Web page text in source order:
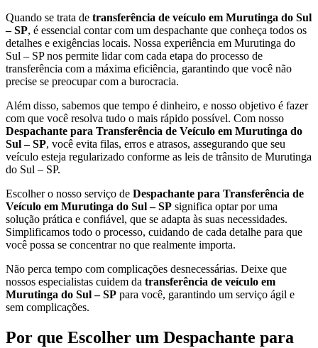
Quando se trata de transferência de veículo em Murutinga do Sul
– SP, é essencial contar com um despachante que conheça todos os
detalhes e exigências locais. Nossa experiência em Murutinga do
Sul – SP nos permite lidar com cada etapa do processo de
transferência com a máxima eficiência, garantindo que você não
precise se preocupar com a burocracia.
Além disso, sabemos que tempo é dinheiro, e nosso objetivo é fazer
com que você resolva tudo o mais rápido possível. Com nosso
Despachante para Transferência de Veículo em Murutinga do
Sul – SP, você evita filas, erros e atrasos, assegurando que seu
veículo esteja regularizado conforme as leis de trânsito de Murutinga
do Sul – SP.
Escolher o nosso serviço de Despachante para Transferência de
Veículo em Murutinga do Sul – SP significa optar por uma
solução prática e confiável, que se adapta às suas necessidades.
Simplificamos todo o processo, cuidando de cada detalhe para que
você possa se concentrar no que realmente importa.
Não perca tempo com complicações desnecessárias. Deixe que
nossos especialistas cuidem da transferência de veículo em
Murutinga do Sul – SP para você, garantindo um serviço ágil e
sem complicações.
Por que Escolher um Despachante para